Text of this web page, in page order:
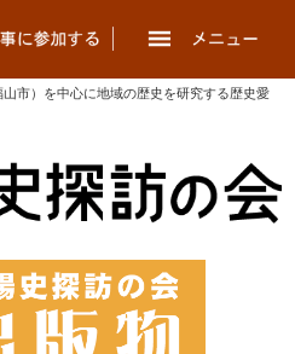
市）を中心に地域の歴史を研究する歴史愛